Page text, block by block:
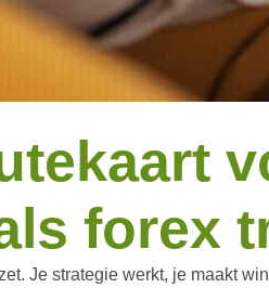
forex
Je strategie werkt, je maakt